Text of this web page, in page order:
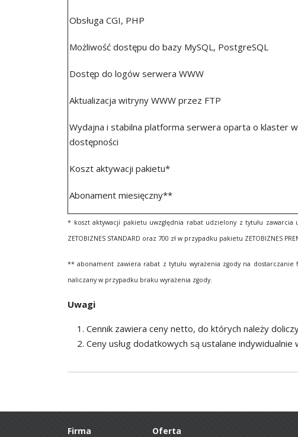
Obsługa CGI, PHP
Możliwość dostępu do bazy MySQL, PostgreSQL
Dostęp do logów serwera WWW
Aktualizacja witryny WWW przez FTP
Wydajna i stabilna platforma serwera oparta o klaster
dostępności
Koszt aktywacji pakietu*
Abonament miesięczny**
* koszt aktywacji pakietu uwzględnia rabat udzielony z tytułu
ZETOBIZNES STANDARD oraz 700 zł w przypadku pakietu ZETOBIZNES
** abonament zawiera rabat z tytułu wyrażenia zgody na
naliczany w przypadku braku wyrażenia zgody.
Uwagi
Cennik zawiera ceny netto, do których należy
Ceny usług dodatkowych są ustalane
Firma Oferta